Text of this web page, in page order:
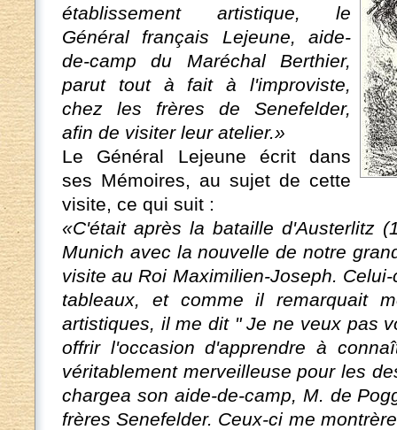
établissement artistique, le
Général français Lejeune, aide-
de-camp du Maréchal Berthier,
parut tout à fait à l'improviste,
chez les frères de Senefelder,
afin de visiter leur atelier.»
Le Général Lejeune écrit dans
ses Mémoires, au sujet de cette
visite, ce qui suit :
«C'était après la bataille d'Austerlitz
Munich avec la nouvelle de notre
visite au Roi Maximilien-Joseph.
tableaux, et comme il remarquait
artistiques, il me dit " Je ne veux pas
offrir l'occasion d'apprendre à
véritablement merveilleuse pour les
chargea son aide-de-camp, M. de
frères Senefelder. Ceux-ci me